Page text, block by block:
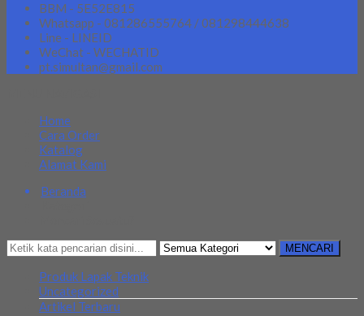
BBM - 5E52E815
Whatsapp - 081286555764 / 081298444638
Line - LINEID
WeChat - WECHATID
pt.simultan@gmail.com
Home
Cara Order
Katalog
Alamat Kami
Beranda
MENCARI
Produk Lapak Teknik
Uncategorized
Artikel Terbaru